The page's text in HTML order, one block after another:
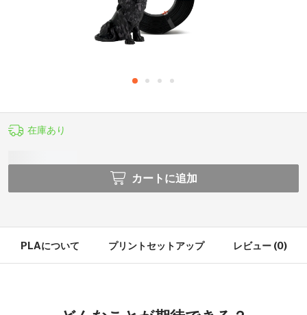
在庫あり
カートに追加
PLAについて プリントセットアップ レビュー (0)